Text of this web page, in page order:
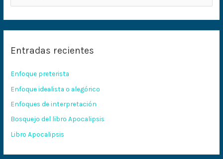
a
p
o
r
:
Entradas recientes
Enfoque preterista
Enfoque idealista o alegórico
Enfoques de interpretación
Bosquejo del libro Apocalipsis
Libro Apocalipsis